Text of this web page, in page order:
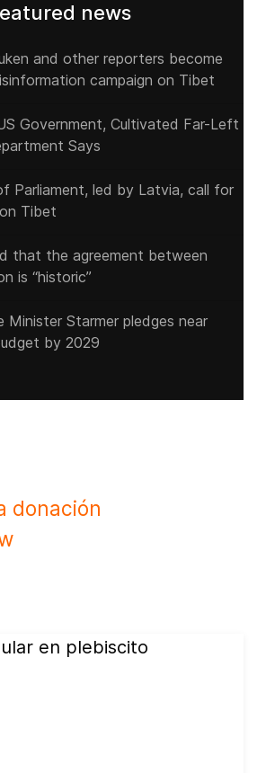
news
and other reporters become
campaign on Tibet
Government, Cultivated Far-Left
Says
Parliament, led by Latvia, call for
Tibet
that the agreement between
is “historic”
Minister Starmer pledges near
by 2029
donación
en plebiscito